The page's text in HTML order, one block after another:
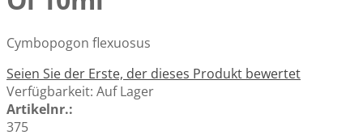
Cymbopogon flexuosus
Seien Sie der Erste, der dieses Produkt bewertet
Verfügbarkeit: Auf Lager
Artikelnr.:
375